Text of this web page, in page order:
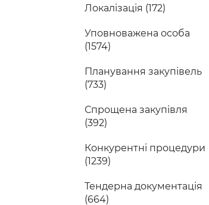
Локалізація (172)
Уповноважена особа
(1574)
Планування закупівель
(733)
Спрощена закупівля
(392)
Конкурентні процедури
(1239)
Тендерна документація
(664)